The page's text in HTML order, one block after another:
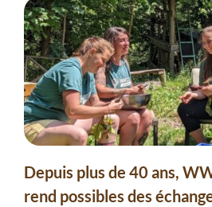
Depuis plus de 40 ans,
rend possibles des